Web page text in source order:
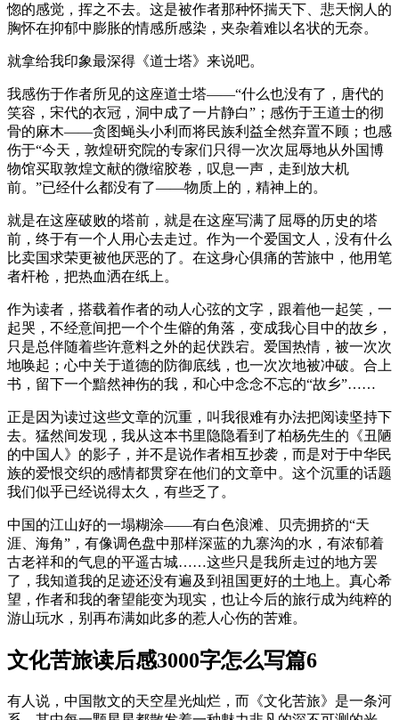
惚的感觉，挥之不去。这是被作者那种怀揣天下、悲天悯人的
胸怀在抑郁中膨胀的情感所感染，夹杂着难以名状的无奈。
就拿给我印象最深得《道士塔》来说吧。
我感伤于作者所见的这座道士塔——“什么也没有了，唐代的
笑容，宋代的衣冠，洞中成了一片静白”；感伤于王道士的彻
骨的麻木——贪图蝇头小利而将民族利益全然弃置不顾；也感
伤于“今天，敦煌研究院的专家们只得一次次屈辱地从外国博
物馆买取敦煌文献的微缩胶卷，叹息一声，走到放大机
前。”已经什么都没有了——物质上的，精神上的。
就是在这座破败的塔前，就是在这座写满了屈辱的历史的塔
前，终于有一个人用心去走过。作为一个爱国文人，没有什么
比卖国求荣更被他厌恶的了。在这身心俱痛的苦旅中，他用笔
者杆枪，把热血洒在纸上。
作为读者，搭载着作者的动人心弦的文字，跟着他一起笑，一
起哭，不经意间把一个个生僻的角落，变成我心目中的故乡，
只是总伴随着些许意料之外的起伏跌宕。爱国热情，被一次次
地唤起；心中关于道德的防御底线，也一次次地被冲破。合上
书，留下一个黯然神伤的我，和心中念念不忘的“故乡”……
正是因为读过这些文章的沉重，叫我很难有办法把阅读坚持下
去。猛然间发现，我从这本书里隐隐看到了柏杨先生的《丑陋
的中国人》的影子，并不是说作者相互抄袭，而是对于中华民
族的爱恨交织的感情都贯穿在他们的文章中。这个沉重的话题
我们似乎已经说得太久，有些乏了。
中国的江山好的一塌糊涂——有白色浪滩、贝壳拥挤的“天
涯、海角”，有像调色盘中那样深蓝的九寨沟的水，有浓郁着
古老祥和的气息的平遥古城……这些只是我所走过的地方罢
了，我知道我的足迹还没有遍及到祖国更好的土地上。真心希
望，作者和我的奢望能变为现实，也让今后的旅行成为纯粹的
游山玩水，别再布满如此多的惹人心伤的苦难。
文化苦旅读后感3000字怎么写篇6
有人说，中国散文的天空星光灿烂，而《文化苦旅》是一条河